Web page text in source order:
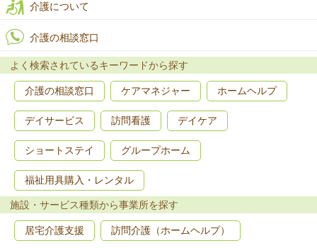
介護について
介護の相談窓口
よく検索されているキーワードから探す
介護の相談窓口 ケアマネジャー ホームヘルプ
デイサービス 訪問看護 デイケア
ショートステイ グループホーム
福祉用具購入・レンタル
施設・サービス種類から事業所を探す
居宅介護支援 訪問介護（ホームヘルプ）